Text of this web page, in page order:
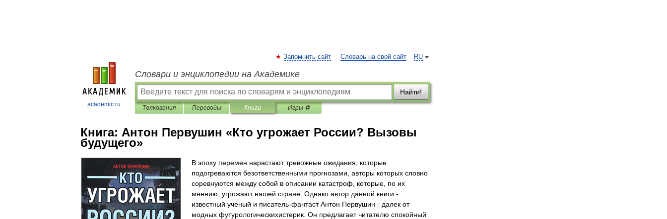
academic.ru
RU
Запомнить сайт Словарь на свой сайт
Словари и энциклопедии на Академике
Найти!
Толкования Переводы Книги Игры ⚽
Книга: Антон Первушин «Кто угрожает России? Вызовы
будущего»
В эпоху перемен нарастают тревожные ожидания, которые
подогреваются безответственными прогнозами, авторы которых словно
соревнуются между собой в описании катастроф, которые, по их
мнению, угрожают нашей стране. Однако автор данной книги -
известный ученый и писатель-фантаст Антон Первушин - далек от
модных футурологическихистерик. Он предлагает читателю спокойный